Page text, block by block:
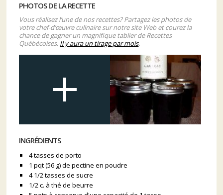
PHOTOS DE LA RECETTE
Vous réalisez l’une de nos recettes? Partagez les photos de
votre chef-d’œuvre culinaire sur notre site Web et courez la
chance de gagner un magnifique tablier de Recettes
Québécoises. Il y aura un tirage par mois.
INGRÉDIENTS
4 tasses de porto
1 pqt (56 g) de pectine en poudre
4 1/2 tasses de sucre
1/2 c. à thé de beurre